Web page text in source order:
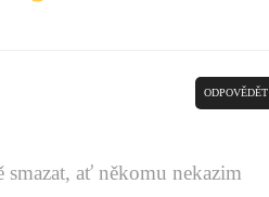
ODPOVĚDĚT
smazat, ať někomu nekazim